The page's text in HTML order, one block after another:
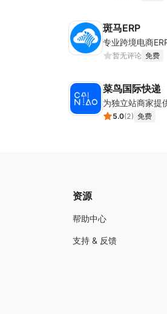
斑马ERP
暂无评论 免费
菜鸟国际快递
5.0(2) 免费
资源
帮助中心
支持 & 反馈